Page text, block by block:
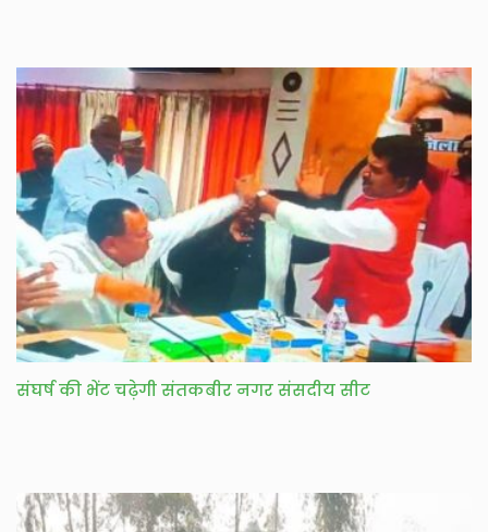
संघर्ष की भेंट चढ़ेगी संतकबीर नगर संसदीय सीट